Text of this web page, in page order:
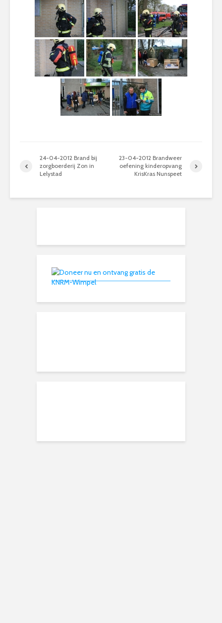
24-04-2012 Brand bij
zorgboerderij Zon in
Lelystad
23-04-2012 Brandweer
oefening kinderopvang
KrisKras Nunspeet